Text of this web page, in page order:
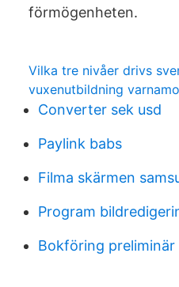
förmögenheten.
Vilka tre nivåer drivs
vuxenutbildning varnamo
Converter sek usd
Paylink babs
Filma skärmen
Program
Bokföring